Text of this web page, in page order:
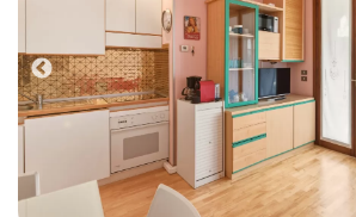
Previous